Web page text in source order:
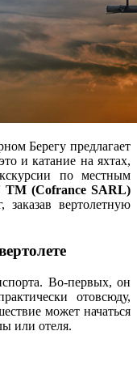
Берегу предлагает
и катание на яхтах,
по местным
TM (Cofrance SARL)
заказав вертолетную
Во-первых, он
отовсюду,
может начаться
или отеля.